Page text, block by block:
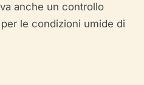
anche un controllo
le condizioni umide di